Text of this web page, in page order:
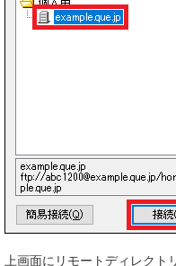
上画面にリモートディレクト